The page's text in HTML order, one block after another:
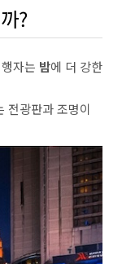
?
자는 밤에 더 강한
전광판과 조명이